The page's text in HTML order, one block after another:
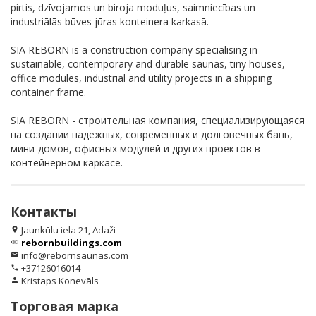
pirtis, dzīvojamos un biroja moduļus, saimniecības un
industriālās būves jūras konteinera karkasā.
SIA REBORN is a construction company specialising in
sustainable, contemporary and durable saunas, tiny houses,
office modules, industrial and utility projects in a shipping
container frame.
SIA REBORN - строительная компания, специализирующаяся
на создании надежных, современных и долговечных бань,
мини-домов, офисных модулей и других проектов в
контейнерном каркасе.
Контакты
location_on Jaunkūlu iela 21, Ādaži
link rebornbuildings.com
email info@rebornsaunas.com
phone +37126016014
person Kristaps Konevāls
Торговая марка